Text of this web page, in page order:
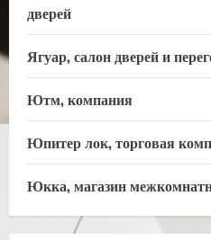
дверей
Ягуар, салон дверей и
Ютм, компания
Юпитер лок, торговая
Юкка, магазин